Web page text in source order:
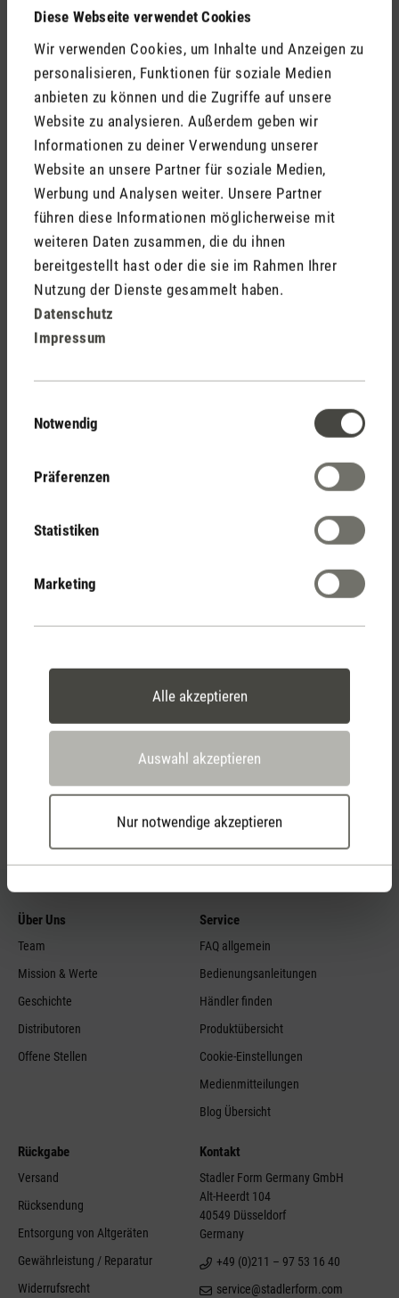
Diese Webseite verwendet Cookies
Wir verwenden Cookies, um Inhalte und Anzeigen zu
personalisieren, Funktionen für soziale Medien
anbieten zu können und die Zugriffe auf unsere
Website zu analysieren. Außerdem geben wir
Informationen zu deiner Verwendung unserer
Website an unsere Partner für soziale Medien,
Werbung und Analysen weiter. Unsere Partner
führen diese Informationen möglicherweise mit
weiteren Daten zusammen, die du ihnen
bereitgestellt hast oder die sie im Rahmen Ihrer
Nutzung der Dienste gesammelt haben.
Datenschutz
Impressum
Notwendig
Präferenzen
Statistiken
Marketing
Alle akzeptieren
Auswahl akzeptieren
Nur notwendige akzeptieren
Begleiterin an Herbst- und Winterabenden.
Medienmitteilung Aroma Diffuser Lucy
Medienmitteilung Aroma Diffuser Lucy.doc
Stadler Form
per Telefon
Feed failed to load, check browser console for more
Über Uns
Team
Mission & Werte
Geschichte
Distributoren
Offene Stellen
Service
FAQ allgemein
Bedienungsanleitungen
Händler finden
Produktübersicht
Cookie-Einstellungen
Medienmitteilungen
Blog Übersicht
Rückgabe
Versand
Rücksendung
Entsorgung von Altgeräten
Gewährleistung / Reparatur
Widerrufsrecht
Kontakt
Stadler Form Germany GmbH
Alt-Heerdt 104
40549 Düsseldorf
Germany
+49 (0)211 – 97 53 16 40
service@stadlerform.com